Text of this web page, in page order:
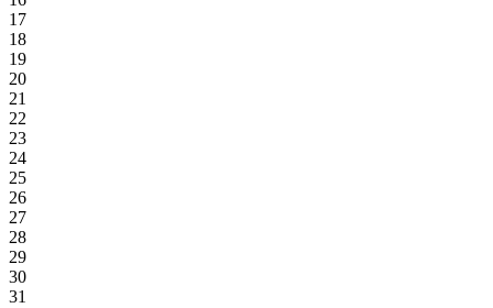
17
18
19
20
21
22
23
24
25
26
27
28
29
30
31